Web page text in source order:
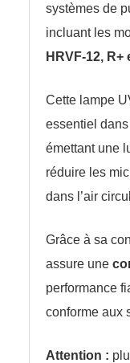
systèmes de
incluant les
HRVF-12, R+
Cette lampe
essentiel
émettant une
réduire les
dans l’air
Grâce à sa
assure une
performance
conforme aux
Attention :